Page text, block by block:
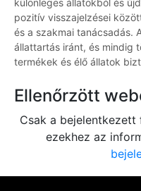
különleges állatokból és
pozitív visszajelzései
és a szakmai tanácsadás.
állattartás iránt, és mindig
termékek és élő állatok
Ellenőrzött
Csak a
ezekhez az